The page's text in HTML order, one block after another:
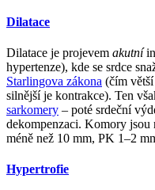
Dilatace
Dilatace je projevem akutní
hypertenze), kde se srdce
Starlingova zákona (čím
silnější je kontrakce). Ten
sarkomery – poté srdeční
dekompenzaci. Komory
méně než 10 mm, PK 1–2
Hypertrofie